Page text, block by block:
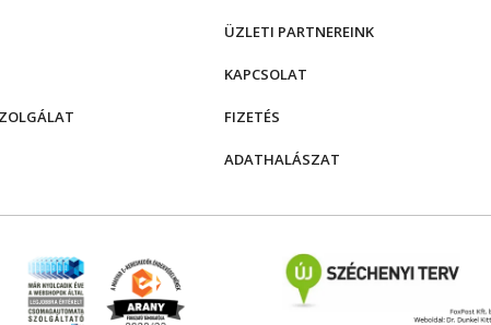
ÜZLETI PARTNEREINK
KAPCSOLAT
FIZETÉS
ADATHALÁSZAT